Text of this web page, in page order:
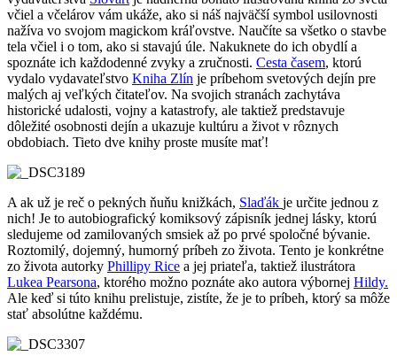
včiel a včelárov vám ukáže, ako si náš najväčší symbol usilovnosti
nažíva vo svojom magickom kráľovstve. Naučíte sa všetko o stavbe
tela včiel i o tom, ako si stavajú úle. Nakuknete do ich obydlí a
spoznáte ich každodenné zvyky a zručnosti. Cesta časem, ktorú
vydalo vydavateľstvo Kniha Zlín je príbehom svetových dejín pre
malých aj veľkých čitateľov. Na svojich stranách zachytáva
historické udalosti, vojny a katastrofy, ale taktiež predstavuje
dôležité osobnosti dejín a ukazuje kultúru a život v rôznych
obdobiach. Tieto dve knihy proste musíte mať!
A ak už je reč o pekných ňuňu knižkách, Slaďák je určite jednou z
nich! Je to autobiografický komiksový zápisník jednej lásky, ktorú
sledujeme od zamilovaných smsiek až po prvé spoločné bývanie.
Roztomilý, dojemný, humorný príbeh zo života. Tento je konkrétne
zo života autorky Phillipy Rice a jej priateľa, taktiež ilustrátora
Lukea Pearsona, ktorého možno poznáte ako autora výbornej Hildy.
Ale keď si túto knihu prelistuje, zistíte, že je to príbeh, ktorý sa môže
stať absolútne každému.